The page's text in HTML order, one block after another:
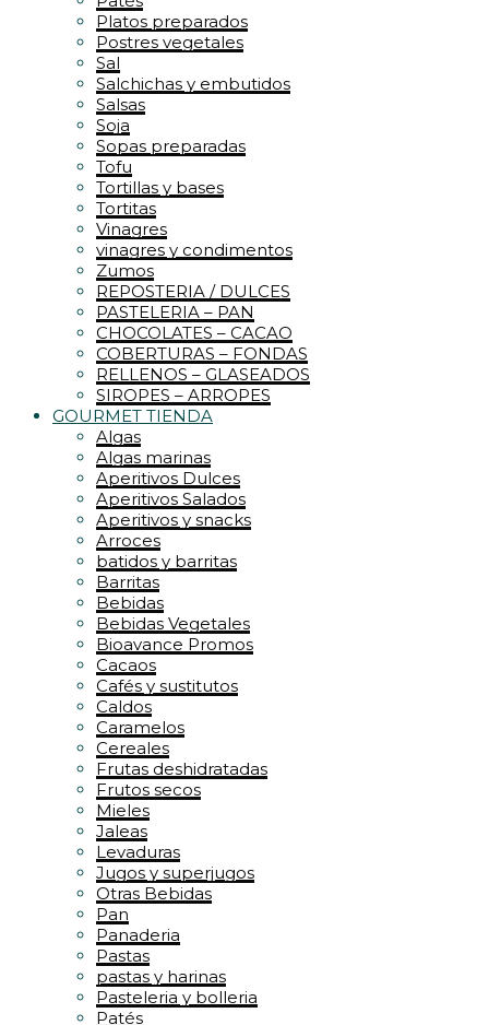
Platos preparados
Postres vegetales
Sal
Salchichas y embutidos
Salsas
Soja
Sopas preparadas
Tofu
Tortillas y bases
Tortitas
Vinagres
vinagres y condimentos
Zumos
REPOSTERIA / DULCES
PASTELERIA – PAN
CHOCOLATES – CACAO
COBERTURAS – FONDAS
RELLENOS – GLASEADOS
SIROPES – ARROPES
GOURMET TIENDA
Algas
Algas marinas
Aperitivos Dulces
Aperitivos Salados
Aperitivos y snacks
Arroces
batidos y barritas
Barritas
Bebidas
Bebidas Vegetales
Bioavance Promos
Cacaos
Cafés y sustitutos
Caldos
Caramelos
Cereales
Frutas deshidratadas
Frutos secos
Mieles
Jaleas
Levaduras
Jugos y superjugos
Otras Bebidas
Pan
Panaderia
Pastas
pastas y harinas
Pasteleria y bolleria
Patés